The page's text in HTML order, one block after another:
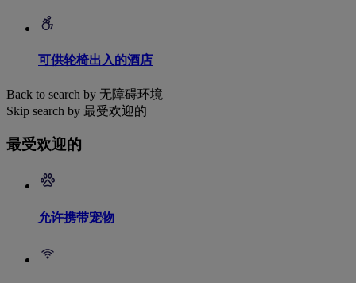
可供轮椅出入的酒店
Back to search by 无障碍环境
Skip search by 最受欢迎的
最受欢迎的
允许携带宠物